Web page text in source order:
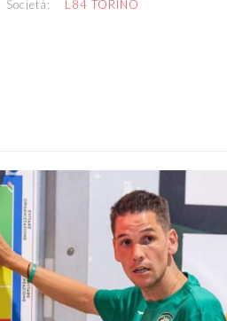
Società: L84 TORINO